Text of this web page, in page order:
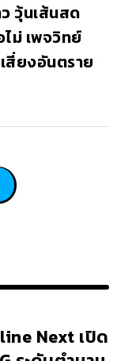
วุ้นเส้นสด
ม่ เพจวิทย์
สี่ยงอันตราย
Next เปิด